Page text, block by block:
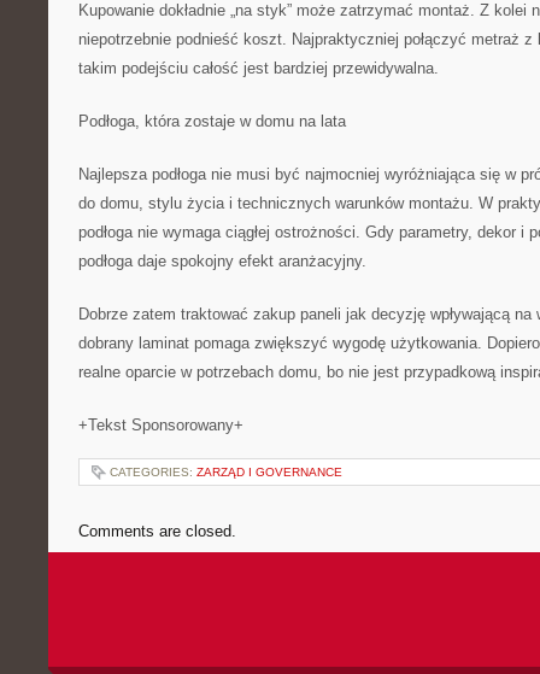
Kupowanie dokładnie „na styk” może zatrzymać montaż. Z kolei
niepotrzebnie podnieść koszt. Najpraktyczniej połączyć metraż
takim podejściu całość jest bardziej przewidywalna.
Podłoga, która zostaje w domu na lata
Najlepsza podłoga nie musi być najmocniej wyróżniająca się w
do domu, stylu życia i technicznych warunków montażu. W
podłoga nie wymaga ciągłej ostrożności. Gdy parametry, dekor i
podłoga daje spokojny efekt aranżacyjny.
Dobrze zatem traktować zakup paneli jak decyzję wpływającą
dobrany laminat pomaga zwiększyć wygodę użytkowania.
realne oparcie w potrzebach domu, bo nie jest przypadkową
+Tekst Sponsorowany+
CATEGORIES: ZARZĄD I GOVERNANCE
Comments are closed.